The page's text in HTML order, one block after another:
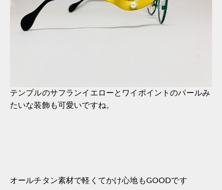
テンプルのサフランイエローとワイポイントのパールみ
たいな装飾も可愛いですね。
オールチタン素材で軽くてかけ心地もGOODです